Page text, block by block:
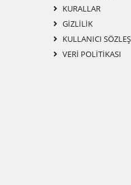
KURALLAR
GIZLILIK
KULLANICI
VERI POLITIKASI